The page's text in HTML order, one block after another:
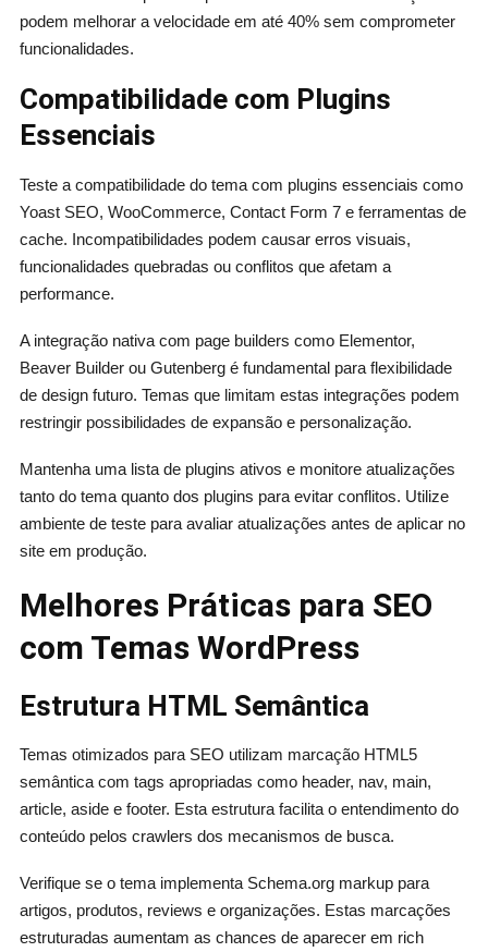
podem melhorar a velocidade em até 40% sem comprometer
funcionalidades.
Compatibilidade com Plugins
Essenciais
Teste a compatibilidade do tema com plugins essenciais como
Yoast SEO, WooCommerce, Contact Form 7 e ferramentas de
cache. Incompatibilidades podem causar erros visuais,
funcionalidades quebradas ou conflitos que afetam a
performance.
A integração nativa com page builders como Elementor,
Beaver Builder ou Gutenberg é fundamental para flexibilidade
de design futuro. Temas que limitam estas integrações podem
restringir possibilidades de expansão e personalização.
Mantenha uma lista de plugins ativos e monitore atualizações
tanto do tema quanto dos plugins para evitar conflitos. Utilize
ambiente de teste para avaliar atualizações antes de aplicar no
site em produção.
Melhores Práticas para SEO
com Temas WordPress
Estrutura HTML Semântica
Temas otimizados para SEO utilizam marcação HTML5
semântica com tags apropriadas como header, nav, main,
article, aside e footer. Esta estrutura facilita o entendimento do
conteúdo pelos crawlers dos mecanismos de busca.
Verifique se o tema implementa Schema.org markup para
artigos, produtos, reviews e organizações. Estas marcações
estruturadas aumentam as chances de aparecer em rich